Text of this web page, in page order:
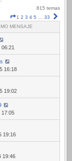
815 temas
Página
1
1 2 3 4 5 … 33
MENSAJE
16:18
19:02
17:05
19:16
19:46